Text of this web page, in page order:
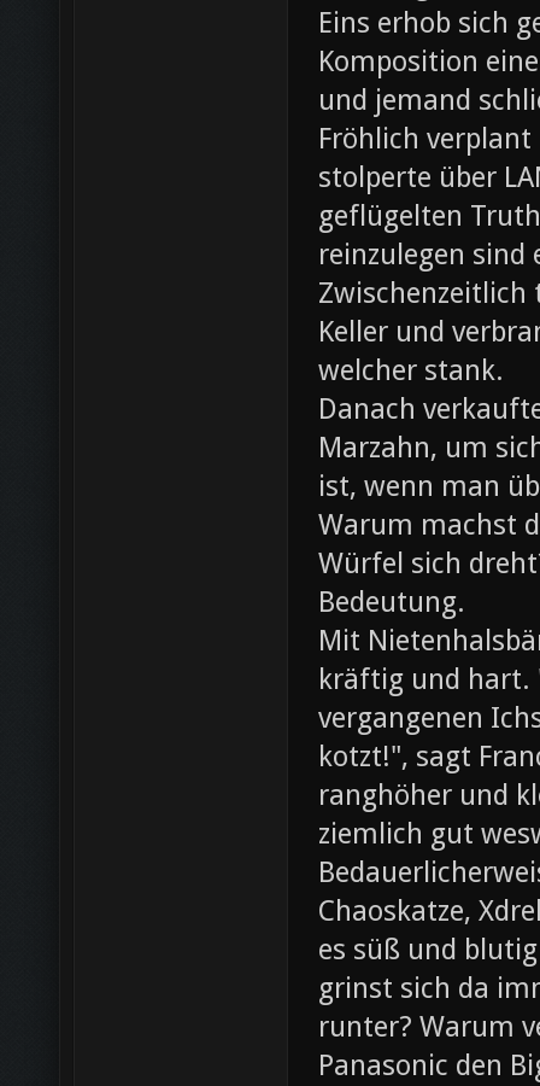
Eins erhob sich
Komposition
und jemand
Fröhlich
stolperte über
geflügelten
reinzulegen sind
Zwischenzeitlich
Keller und
welcher stank.
Danach
Marzahn, um
ist, wenn man
Warum machst
Würfel sich
Bedeutung.
Mit
kräftig und hart.
vergangenen
kotzt!", sagt
ranghöher und
ziemlich gut
Chaoskatze,
es süß und
grinst sich da
runter? Warum
Panasonic den